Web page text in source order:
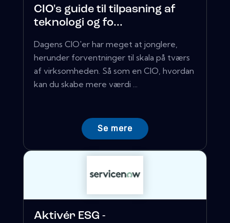
CIO's guide til tilpasning af
teknologi og fo...
Dagens CIO'er har meget at jonglere,
herunder forventninger til skala på tværs
af virksomheden. Så som en CIO, hvordan
kan du skabe mere værdi ...
Se mere
Aktivér ESG -